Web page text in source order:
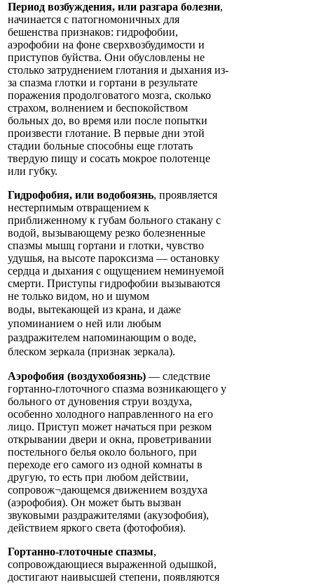
Период возбуждения, или разгара болезни,
начинается с патогномоничных для
бешенства признаков: гидрофобии,
аэрофобии на фоне сверхвозбудимости и
приступов буйства. Они обусловлены не
столько затруднением глотания и дыхания из-
за спазма глотки и гортани в результате
поражения продолговатого мозга, сколько
страхом, волнением и беспокойством
больных до, во время или после попытки
произвести глотание. В первые дни этой
стадии больные способны еще глотать
твердую пищу и сосать мокрое полотенце
или губку.
Гидрофобия, или водобоязнь, проявляется
нестерпимым отвращением к
приближенному к губам больного стакану с
водой, вызывающему резко болезненные
спазмы мышц гортани и глотки, чувство
удушья, на высоте пароксизма — остановку
сердца и дыхания с ощущением неминуемой
смерти. Приступы гидрофобии вызываются
не только видом, но и шумом
воды, вытекающей из крана, и даже
упоминанием о ней или любым
раздражителем напоминающим о воде,
блеском зеркала (признак зеркала).
Аэрофобия (воздухобоязнь) — следствие
гортанно-глоточного спазма возникающего у
больного от дуновения струи воздуха,
особенно холодного направленного на его
лицо. Приступ может начаться при резком
открывании двери и окна, проветривании
постельного белья около больного, при
переходе его самого из одной комнаты в
другую, то есть при любом действии,
сопровож¬дающемся движением воздуха
(аэрофобия). Он может быть вызван
звуковыми раздражителями (акузофобия),
действием яркого света (фотофобия).
Гортанно-глоточные спазмы,
сопровождающиеся выраженной одышкой,
достигают наивысшей степени, появляются